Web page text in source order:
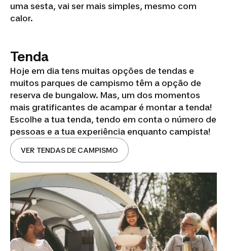
uma sesta, vai ser mais simples, mesmo com
calor.
Tenda
Hoje em dia tens muitas opções de tendas e
muitos parques de campismo têm a opção de
reserva de bungalow. Mas, um dos momentos
mais gratificantes de acampar é montar a tenda!
Escolhe a tua tenda, tendo em conta o número de
pessoas e a tua experiência enquanto campista!
VER TENDAS DE CAMPISMO